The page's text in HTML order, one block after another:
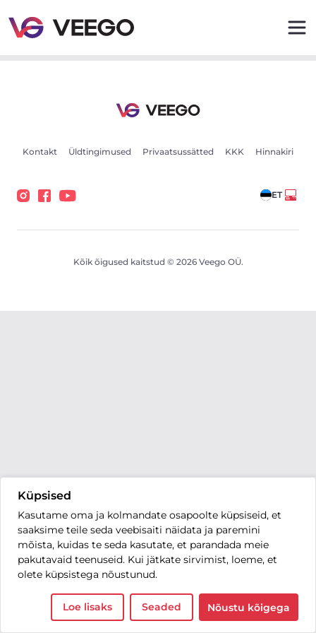
Küpsised
Kasutame oma ja kolmandate osapoolte küpsiseid, et
saaksime teile seda veebisaiti näidata ja paremini
mõista, kuidas te seda kasutate, et parandada meie
pakutavaid teenuseid. Kui jätkate sirvimist, loeme, et
olete küpsistega nõustunud.
Loe lisaks Seaded Nõustu kõigega
Kontakt Üldtingimused Privaatsussätted KKK Hinnakiri
ET
Kõik õigused kaitstud © 2026 Veego OÜ.